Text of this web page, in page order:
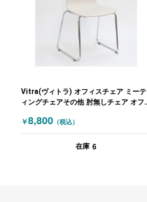
Vitra(ヴィトラ) オフィスチェア ミーテ
ィングチェアその他 肘無しチェア オフ
￥8,800 （税込）
在庫 6